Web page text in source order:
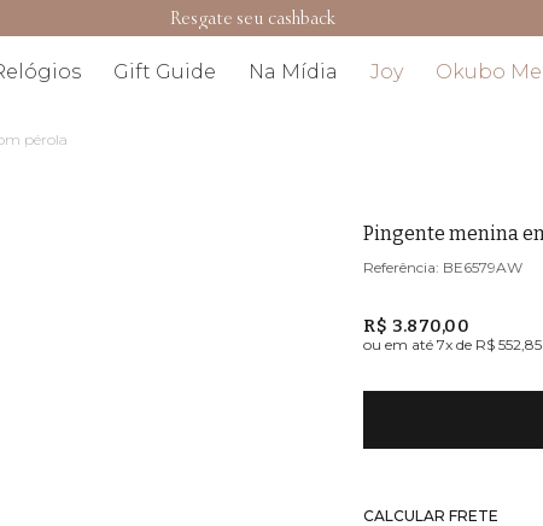
Resgate seu cashback
Gift Guide Na Mídia Joy Okubo
pérola
Pingente menina
BE6579AW
R$ 3.870,00
ou em até7x de R$ 552,85
CALCULAR FRETE